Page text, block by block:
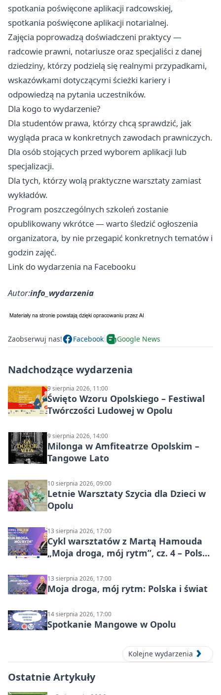
spotkania poświęcone aplikacji radcowskiej,
spotkania poświęcone aplikacji notarialnej.
Zajęcia poprowadzą doświadczeni praktycy —
radcowie prawni, notariusze oraz specjaliści z danej
dziedziny, którzy podzielą się realnymi przypadkami,
wskazówkami dotyczącymi ścieżki kariery i
odpowiedzą na pytania uczestników.
Dla kogo to wydarzenie?
Dla studentów prawa, którzy chcą sprawdzić, jak
wygląda praca w konkretnych zawodach prawniczych.
Dla osób stojących przed wyborem aplikacji lub
specjalizacji.
Dla tych, którzy wolą praktyczne warsztaty zamiast
wykładów.
Program poszczególnych szkoleń zostanie
opublikowany wkrótce — warto śledzić ogłoszenia
organizatora, by nie przegapić konkretnych tematów i
godzin zajęć.
Link do wydarzenia na Facebooku
Autor:info_wydarzenia
Zaobserwuj nas! Facebook Google News
Nadchodzące wydarzenia
9 sierpnia 2026, 11:00
Święto Wzoru Opolskiego – Festiwal
Twórczości Ludowej w Opolu
9 sierpnia 2026, 14:00
Milonga w Amfiteatrze Opolskim –
Tangowe Lato
10 sierpnia 2026, 09:00
Letnie Warsztaty Szycia dla Dzieci w
Opolu
13 sierpnia 2026, 17:00
Cykl warsztatów z Martą Hamouda
„Moja droga, mój rytm”, cz. 4 – Polska
13 sierpnia 2026, 17:00
Moja droga, mój rytm: Polska i świat
14 sierpnia 2026, 17:00
Spotkanie Mangowe w Opolu
Kolejne wydarzenia
Ostatnie Artykuły